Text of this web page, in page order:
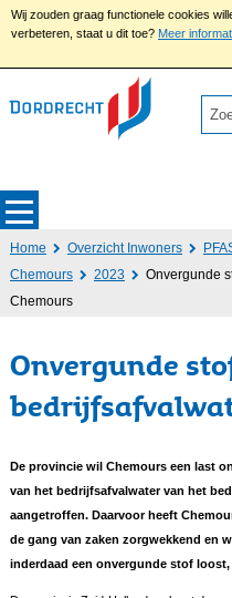
Wij zouden graag functionele cookies
verbeteren, staat u dit toe? Meer
Home Overzicht Inwoners
Chemours
2023
Onvergunde
Chemours
Onvergunde
De provincie wil Chemours een last
van het bedrijfsafvalwater van het
aangetroffen. Daarvoor heeft
de gang van zaken zorgwekkend en
inderdaad een onvergunde stof